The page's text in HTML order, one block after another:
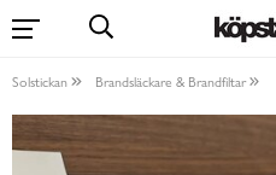
Solstickan Brandsläckare & Brandfiltar